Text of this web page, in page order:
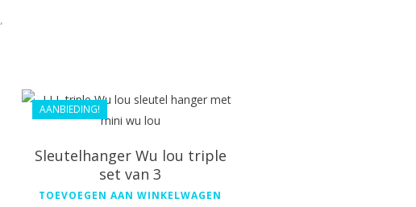
AANBIEDING!
Sleutelhanger Wu lou triple
set van 3
TOEVOEGEN AAN WINKELWAGEN